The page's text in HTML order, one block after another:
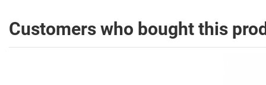
Customers who bought this